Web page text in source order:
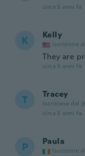
circa 5 anni fa
K Kelly
Iscrizione
They are
circa 5 anni fa
T Tracey
Iscrizione dal
circa 5 anni fa
P Paula
Iscrizione